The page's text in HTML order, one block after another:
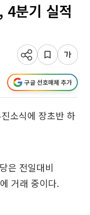
4분기 실적
구글 선호매체 추가
소식에 장초반 하
은 전일대비
거래 중이다.